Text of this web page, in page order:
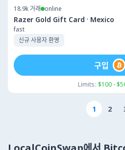
18.9k 거래 online
Razer Gold Gift Card · Mexico
fast
신규 사용자 환영
Limits: $100 -
구입
1 2